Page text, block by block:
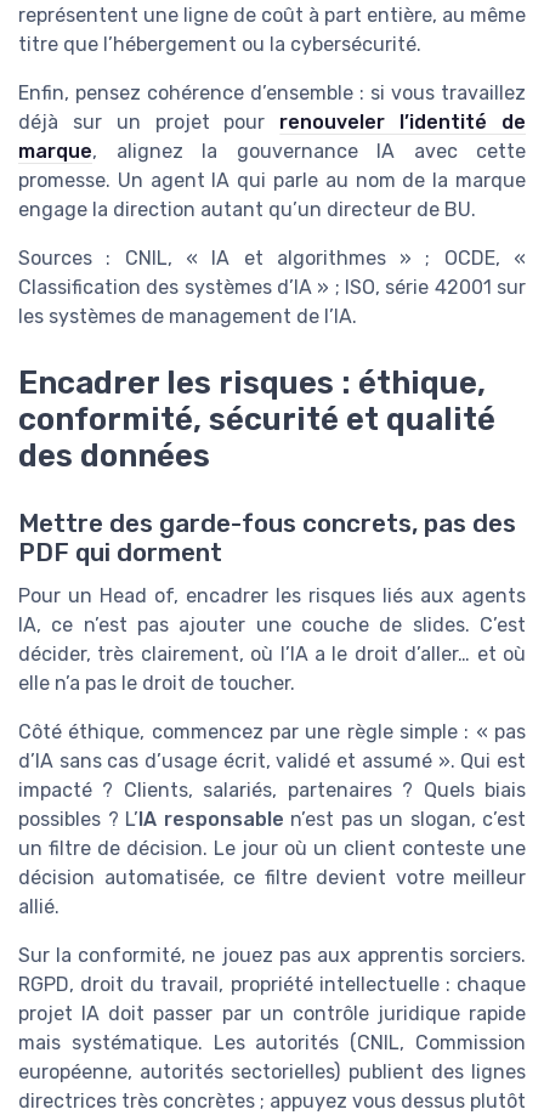
représentent une ligne de coût à part entière, au même
titre que l’hébergement ou la cybersécurité.
Enfin, pensez cohérence d’ensemble : si vous travaillez
déjà sur un projet pour renouveler l’identité de
marque, alignez la gouvernance IA avec cette
promesse. Un agent IA qui parle au nom de la marque
engage la direction autant qu’un directeur de BU.
Sources : CNIL, « IA et algorithmes » ; OCDE, «
Classification des systèmes d’IA » ; ISO, série 42001 sur
les systèmes de management de l’IA.
Encadrer les risques : éthique,
conformité, sécurité et qualité
des données
Mettre des garde-fous concrets, pas des
PDF qui dorment
Pour un Head of, encadrer les risques liés aux agents
IA, ce n’est pas ajouter une couche de slides. C’est
décider, très clairement, où l’IA a le droit d’aller… et où
elle n’a pas le droit de toucher.
Côté éthique, commencez par une règle simple : « pas
d’IA sans cas d’usage écrit, validé et assumé ». Qui est
impacté ? Clients, salariés, partenaires ? Quels biais
possibles ? L’IA responsable n’est pas un slogan, c’est
un filtre de décision. Le jour où un client conteste une
décision automatisée, ce filtre devient votre meilleur
allié.
Sur la conformité, ne jouez pas aux apprentis sorciers.
RGPD, droit du travail, propriété intellectuelle : chaque
projet IA doit passer par un contrôle juridique rapide
mais systématique. Les autorités (CNIL, Commission
européenne, autorités sectorielles) publient des lignes
directrices très concrètes ; appuyez vous dessus plutôt